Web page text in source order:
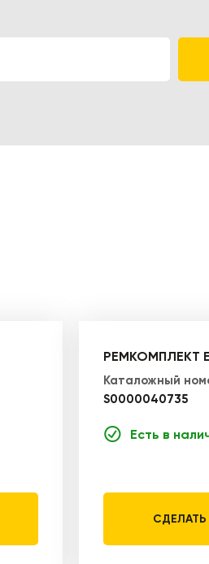
РЕМКОМПЛЕКТ
Каталожный
S0000040735
Есть в
СДЕЛАТЬ